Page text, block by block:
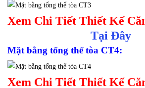
Xem Chi Tiết Thiết Kế
Tại Đây
Mặt bằng tổng thể tòa CT4:
Xem Chi Tiết Thiết Kế